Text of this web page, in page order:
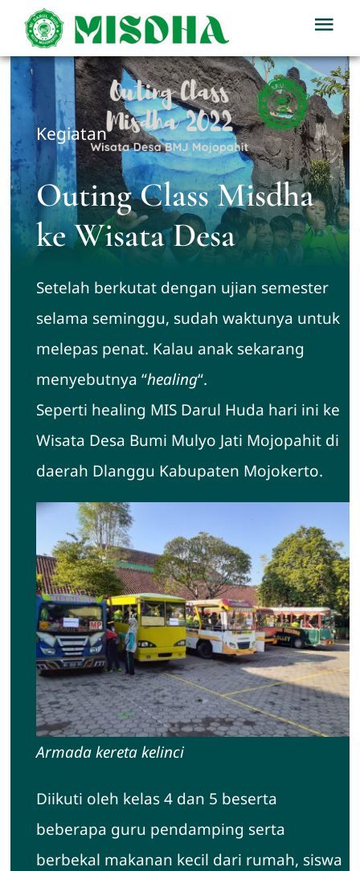
Skip
content
Home
Profil
Berita
Kegiatan
Download
Hubungi Kami
Kegiatan
Outing Class Misdha
ke Wisata Desa
Setelah berkutat dengan ujian semester
selama seminggu, sudah waktunya untuk
melepas penat. Kalau anak sekarang
menyebutnya “healing“.
Seperti healing MIS Darul Huda hari ini ke
Wisata Desa Bumi Mulyo Jati Mojopahit di
daerah Dlanggu Kabupaten Mojokerto.
Armada kereta kelinci
Diikuti oleh kelas 4 dan 5 beserta
beberapa guru pendamping serta
berbekal makanan kecil dari rumah, siswa